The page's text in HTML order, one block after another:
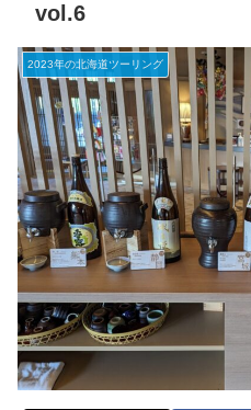
vol.6
2023年の北海道ツーリング